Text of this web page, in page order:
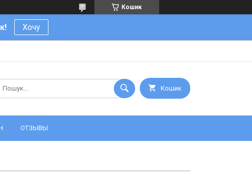
Кошик
Хочу
Кошик
ОТЗЫВЫ